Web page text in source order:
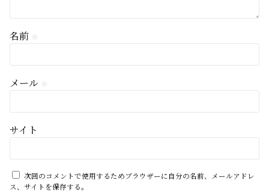
名前 ※
メール ※
サイト
次回のコメントで使用するためブラウザーに自分の名前、メールアドレ
ス、サイトを保存する。